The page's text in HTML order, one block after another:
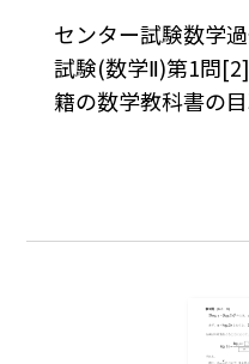
センター試験数学
試験(数学Ⅱ)第1問
籍の数学教科書の
題と解答で構成さ